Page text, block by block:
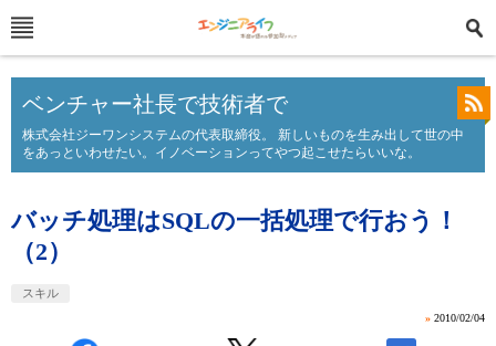
ベンチャー社長で技術者で
株式会社ジーワンシステムの代表取締役。 新しいものを生み出して世の中
をあっといわせたい。イノベーションってやつ起こせたらいいな。
バッチ処理はSQLの一括処理で行おう！
（2）
スキル
» 2010/02/04